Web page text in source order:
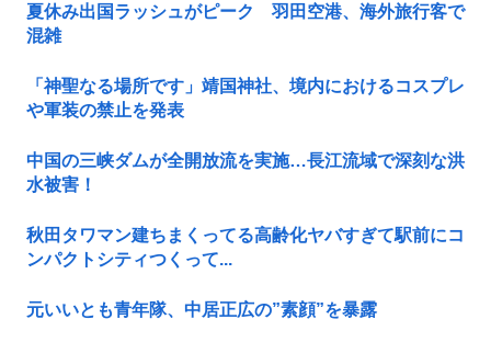
夏休み出国ラッシュがピーク 羽田空港、海外旅行客で
混雑
「神聖なる場所です」靖国神社、境内におけるコスプレ
や軍装の禁止を発表
中国の三峡ダムが全開放流を実施…長江流域で深刻な洪
水被害！
秋田タワマン建ちまくってる高齢化ヤバすぎて駅前にコ
ンパクトシティつくって...
元いいとも青年隊、中居正広の”素顔”を暴露